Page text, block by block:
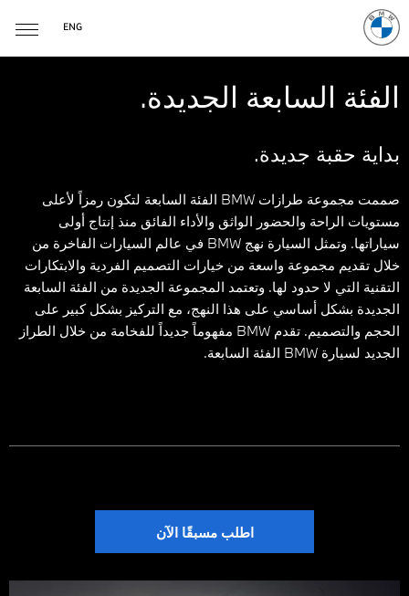
ENG
الفئة السابعة الجديدة.
بداية حقبة جديدة.
صممت مجموعة طرازات BMW الفئة السابعة لتكون رمزاً لأعلى
مستويات الراحة والحضور الواثق والأداء الفائق منذ إنتاج أولى
سياراتها. وتمثل السيارة نهج BMW في عالم السيارات الفاخرة من
خلال تقديم مجموعة واسعة من خيارات التصميم الفردية والابتكارات
التقنية التي لا حدود لها. وتعتمد المجموعة الجديدة من الفئة السابعة
الجديدة بشكل أساسي على هذا النهج، مع التركيز بشكل كبير على
الحجم والتصميم. تقدم BMW مفهوماً جديداً للفخامة من خلال الطراز
الجديد لسيارة BMW الفئة السابعة.
اطلب مسبقًا الآن